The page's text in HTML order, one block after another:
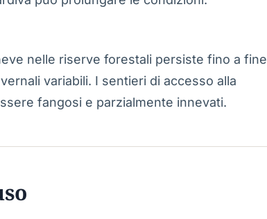
nelle riserve forestali persiste fino a fine
variabili. I sentieri di accesso alla
fangosi e parzialmente innevati.